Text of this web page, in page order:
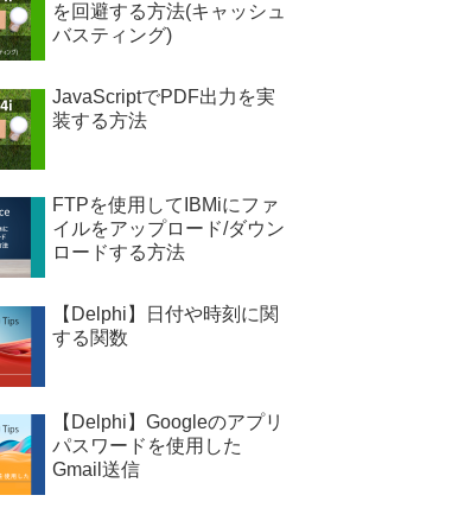
を回避する方法(キャッシュ
バスティング)
JavaScriptでPDF出力を実
装する方法
FTPを使用してIBMiにファ
イルをアップロード/ダウン
ロードする方法
【Delphi】日付や時刻に関
する関数
【Delphi】Googleのアプリ
パスワードを使用した
Gmail送信